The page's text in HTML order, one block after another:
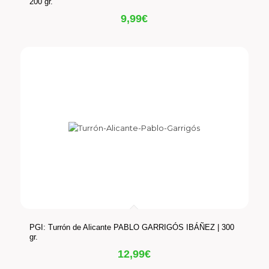
9,99€
PGI: Turrón de Alicante PABLO GARRIGÓS IBÁÑEZ | 300
gr.
12,99€